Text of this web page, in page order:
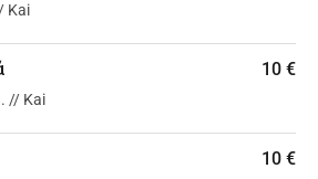
Kai
10 €
// Kai
10 €